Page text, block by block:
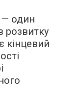
— один
розвитку
кінцевий